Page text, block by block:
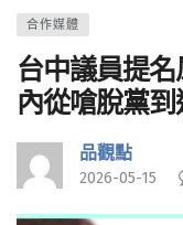
合作媒體
台中議員提
內從嗆脫黨
品觀點
2026-05-15